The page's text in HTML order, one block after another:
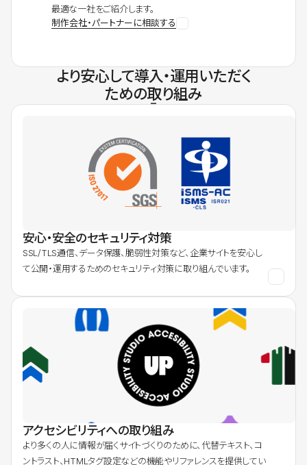
最適な一社をご紹介します。
制作会社・パートナーに相談する
より安心して導入・運用いただく
ための取り組み
安心・安全のセキュリティ対策
SSL/TLS通信、データ保護、脆弱性対策など、企業サイトを安心し
て公開・運用するためのセキュリティ対策に取り組んでいます。
アクセシビリティへの取り組み
より多くの人に情報が届くサイトづくりのために、代替テキスト、コ
ントラスト、HTMLタグ設定などの機能やリファレンスを提供してい